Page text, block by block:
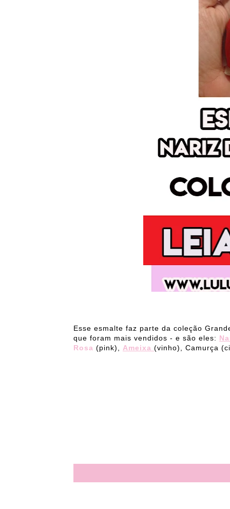
Esse esmalte faz parte da coleção
que foram mais vendidos - e são eles:
Rosa (pink), Ameixa (vinho), Camurça